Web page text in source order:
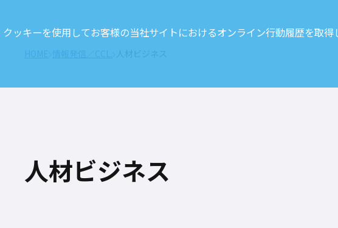
人材ビジネス
クッキーを使用してお客様の当社サイトにおけるオンライン行動履歴を取